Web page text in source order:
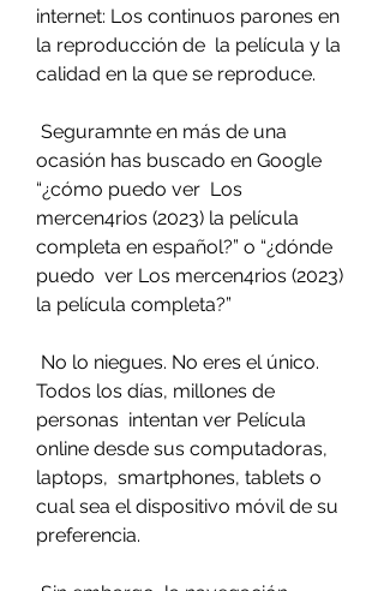
internet: Los continuos parones en
la reproducción de  la película y la
calidad en la que se reproduce.
ocasión has buscado en Google
“¿cómo puedo ver  Los
mercen4rios (2023) la película
completa en español?” o “¿dónde
puedo  ver Los mercen4rios (2023)
la película completa?”
Todos los días, millones de
personas  intentan ver Película
online desde sus computadoras,
laptops,  smartphones, tablets o
cual sea el dispositivo móvil de su
preferencia.